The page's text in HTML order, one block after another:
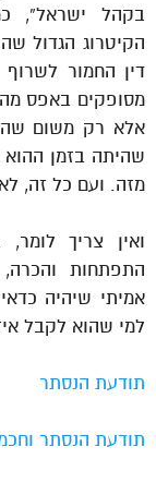
בקהל ישראל”,
הקיטרוג הגדול
דין החמור
מסופקים באפס מה
אלא רק משום
שהיתה בזמן
מזה. ועם כל זה,
ואין צריך
התפתחות והכרה,
אמיתי שיהיה
למי שהוא לקבל
תודעת הנסתר
תודעת הנסתר